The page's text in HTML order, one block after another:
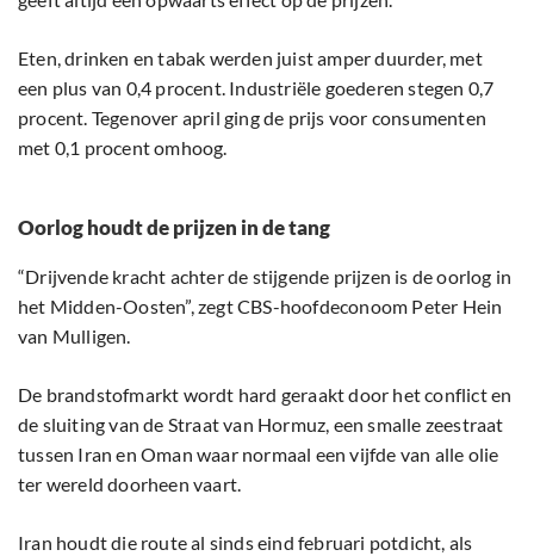
Eten, drinken en tabak werden juist amper duurder, met
een plus van 0,4 procent. Industriële goederen stegen 0,7
procent. Tegenover april ging de prijs voor consumenten
met 0,1 procent omhoog.
Oorlog houdt de prijzen in de tang
“Drijvende kracht achter de stijgende prijzen is de oorlog in
het Midden-Oosten”, zegt CBS-hoofdeconoom Peter Hein
van Mulligen.
De brandstofmarkt wordt hard geraakt door het conflict en
de sluiting van de Straat van Hormuz, een smalle zeestraat
tussen Iran en Oman waar normaal een vijfde van alle olie
ter wereld doorheen vaart.
Iran houdt die route al sinds eind februari potdicht, als